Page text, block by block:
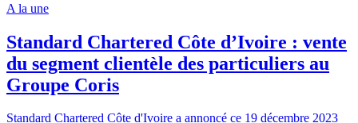
A la une
Standard Chartered Côte d’Ivoire : vente
du segment clientèle des particuliers au
Groupe Coris
Standard Chartered Côte d'Ivoire a annoncé ce 19 décembre 2023